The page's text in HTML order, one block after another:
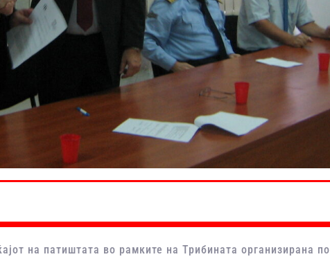
на патиштата во рамките на Трибината организирана по